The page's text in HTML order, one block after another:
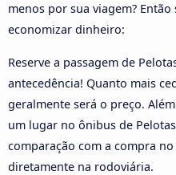
menos por sua viagem?
economizar dinheiro:
Reserve a passagem de
antecedência! Quanto mais
geralmente será o preço.
um lugar no ônibus de
comparação com a compra
diretamente na rodoviária.